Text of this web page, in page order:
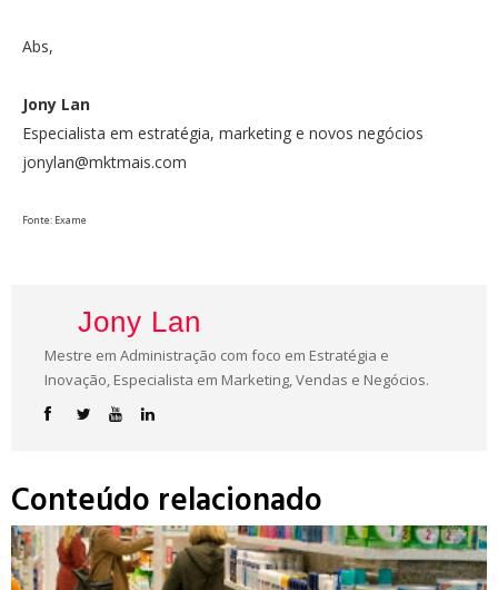
Abs,
Jony Lan
Especialista em estratégia, marketing e novos negócios
jonylan@mktmais.com
Fonte: Exame
Jony Lan
Mestre em Administração com foco em Estratégia e
Inovação, Especialista em Marketing, Vendas e Negócios.
Conteúdo relacionado